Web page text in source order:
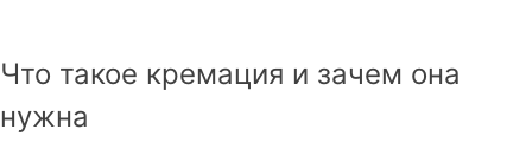
Что такое кремация и зачем она
нужна